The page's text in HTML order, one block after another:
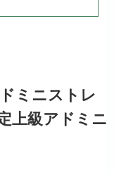
ミニストレ
上級アドミニ